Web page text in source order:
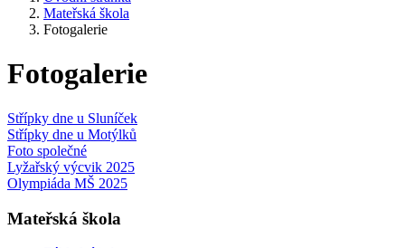
Mateřská škola
Fotogalerie
Fotogalerie
Střípky dne u Sluníček
Střípky dne u Motýlků
Foto společné
Lyžařský výcvik 2025
Olympiáda MŠ 2025
Mateřská škola